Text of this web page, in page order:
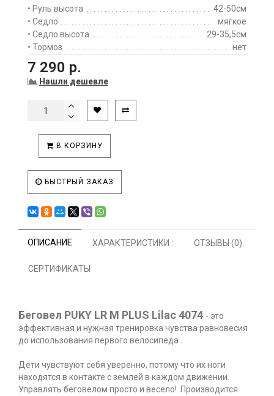
• Руль высота
42-50см
• Седло
мягкое
• Седло высота
29-35,5см
• Тормоз
нет
7 290 р.
Нашли дешевле
В КОРЗИНУ
БЫСТРЫЙ ЗАКАЗ
ОПИСАНИЕ ХАРАКТЕРИСТИКИ : ОТЗЫВЫ (0)
СЕРТИФИКАТЫ
Беговел PUKY LR M PLUS Lilac 4074 - это
эффективная и нужная тренировка чувства равновесия
до использования первого велосипеда .
Дети чувствуют себя уверенно, потому что их ноги
находятся в контакте с землей в каждом движении.
Управлять беговелом просто и весело! Производится